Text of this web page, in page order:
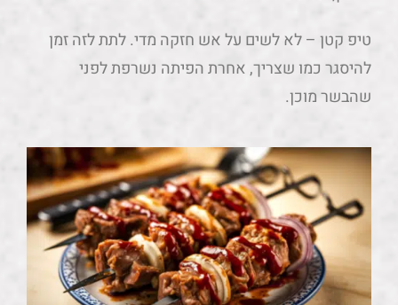
טיפ קטן – לא לשים על אש חזקה מדי. לתת לזה זמן
להיסגר כמו שצריך, אחרת הפיתה נשרפת לפני
שהבשר מוכן.